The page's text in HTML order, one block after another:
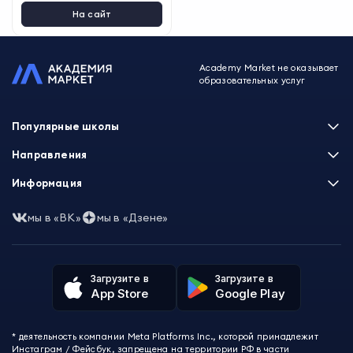
На сайт
Academy Market не оказывает
образовательных услуг
Загрузите в
App Store
Загрузите в
Google Play
* деятельность компании Meta Platforms Inc., которой принадлежит
Инстаграм / Фейсбук, запрещена на территории РФ в части
Популярные школы
Skillbox
XYZ School
Skillfactory
Talentsy
ProductStar
Бруноям
Направления
Программирование
Маркетинг
Аналитика
Другие профессии
Красота и здоровье
Информация
Часто задаваемые вопросы
Пользовательское соглашение
Политика обработки данных
Избранные курсы
Акции и скидки
О проекте
мы в «ВК» мы в «Дзене»